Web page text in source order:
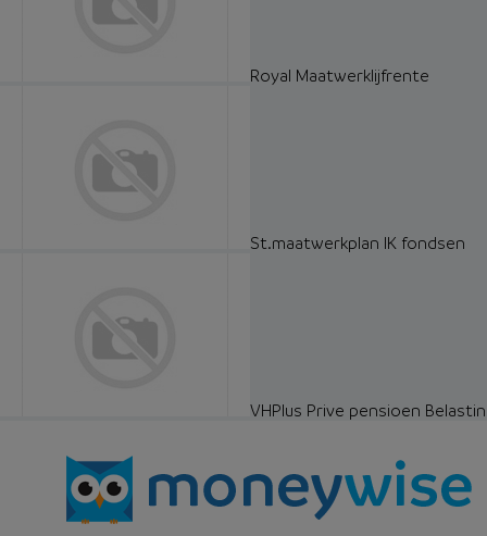
Royal Maatwerklijfrente
St.maatwerkplan IK fondsen
VHPlus Prive pensioen